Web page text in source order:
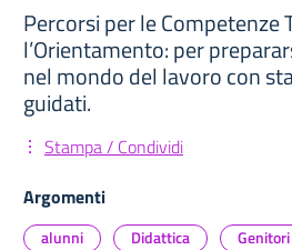
Percorsi per le Competenze
l’Orientamento: per
nel mondo del lavoro con
guidati.
Stampa / Condividi
Argomenti
alunni Didattica Genitori